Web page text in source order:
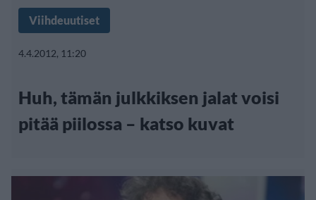
Viihdeuutiset
4.4.2012, 11:20
Huh, tämän julkkiksen jalat voisi
pitää piilossa – katso kuvat